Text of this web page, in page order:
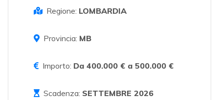
Regione: LOMBARDIA
Provincia: MB
Importo: Da 400.000 € a 500.000 €
Scadenza: SETTEMBRE 2026